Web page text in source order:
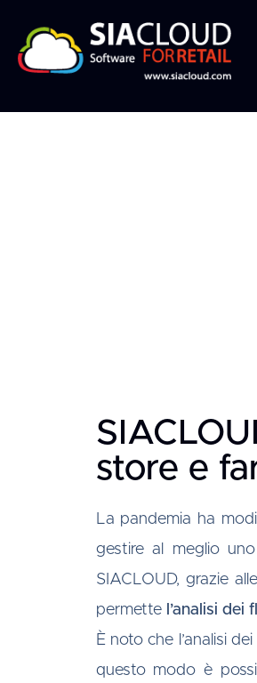
store e
La pandemia ha
gestire al meglio
SIACLOUD, grazie
permette l’analisi dei
È noto che l’analisi dei
questo modo è